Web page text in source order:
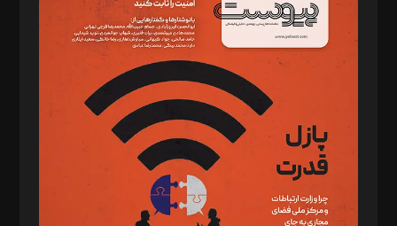
د‌بیر خدمت و تجارت: ابوالفضل رجبی
د‌بیر حقوق فناوری: حسام‌الدین ایپکچی
د‌بیر پیوست جهان: مینا پاکدل
د‌بیر تحریریه آنلاین: بابک نقاش
تحریریه‌: مجتبی محمود‌ی، آرش برهمند، یسنا امان‌پور، سروش کرمیان،
مصطفی مسجدی آرانی، ابوالفضل رجبی، زهرا فکرانه، فائزه فتحی
رستمی،مصطفی باستان
ویرایش: نگار استاد‌‌آقا
طراح یونیفرم: مجید توکلی